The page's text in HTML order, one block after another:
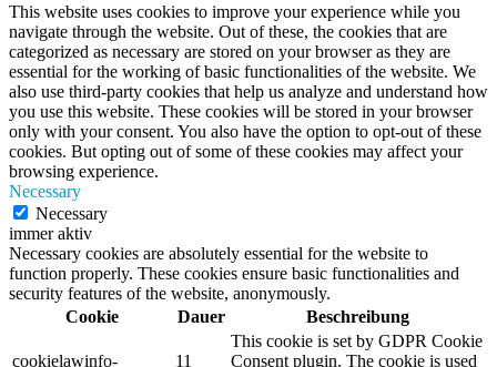
This website uses cookies to improve your experience while you
navigate through the website. Out of these, the cookies that are
categorized as necessary are stored on your browser as they are
essential for the working of basic functionalities of the website. We
also use third-party cookies that help us analyze and understand how
you use this website. These cookies will be stored in your browser
only with your consent. You also have the option to opt-out of these
cookies. But opting out of some of these cookies may affect your
browsing experience.
Necessary
Necessary
immer aktiv
Necessary cookies are absolutely essential for the website to
function properly. These cookies ensure basic functionalities and
security features of the website, anonymously.
Cookie
Dauer Beschreibung
cookielawinfo-
11
This cookie is set by GDPR Cookie
Consent plugin. The cookie is used